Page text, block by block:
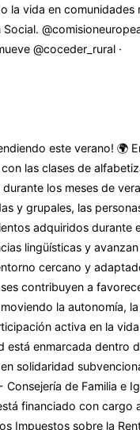
la vida en comunidades
@coceder_rural ·